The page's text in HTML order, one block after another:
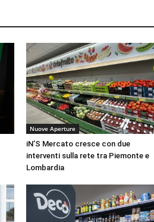
Nuove Aperture
iN’S Mercato cresce con due
interventi sulla rete tra Piemonte e
Lombardia